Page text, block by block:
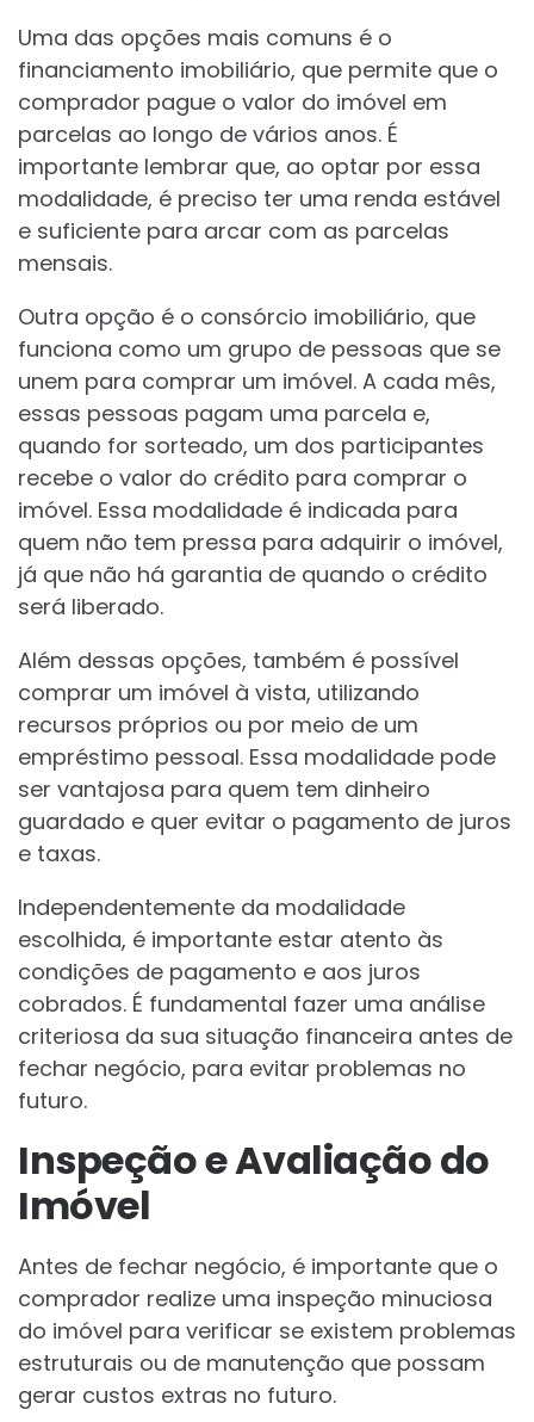
Uma das opções mais comuns é o
financiamento imobiliário, que permite que o
comprador pague o valor do imóvel em
parcelas ao longo de vários anos. É
importante lembrar que, ao optar por essa
modalidade, é preciso ter uma renda estável
e suficiente para arcar com as parcelas
mensais.
Outra opção é o consórcio imobiliário, que
funciona como um grupo de pessoas que se
unem para comprar um imóvel. A cada mês,
essas pessoas pagam uma parcela e,
quando for sorteado, um dos participantes
recebe o valor do crédito para comprar o
imóvel. Essa modalidade é indicada para
quem não tem pressa para adquirir o imóvel,
já que não há garantia de quando o crédito
será liberado.
Além dessas opções, também é possível
comprar um imóvel à vista, utilizando
recursos próprios ou por meio de um
empréstimo pessoal. Essa modalidade pode
ser vantajosa para quem tem dinheiro
guardado e quer evitar o pagamento de juros
e taxas.
Independentemente da modalidade
escolhida, é importante estar atento às
condições de pagamento e aos juros
cobrados. É fundamental fazer uma análise
criteriosa da sua situação financeira antes de
fechar negócio, para evitar problemas no
futuro.
Inspeção e Avaliação do
Imóvel
Antes de fechar negócio, é importante que o
comprador realize uma inspeção minuciosa
do imóvel para verificar se existem problemas
estruturais ou de manutenção que possam
gerar custos extras no futuro.